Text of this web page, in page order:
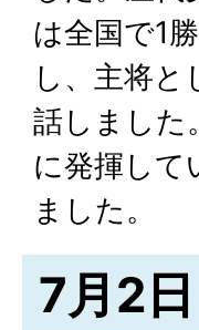
は全国で1
し、主将
話しました
に発揮して
ました。
7月2